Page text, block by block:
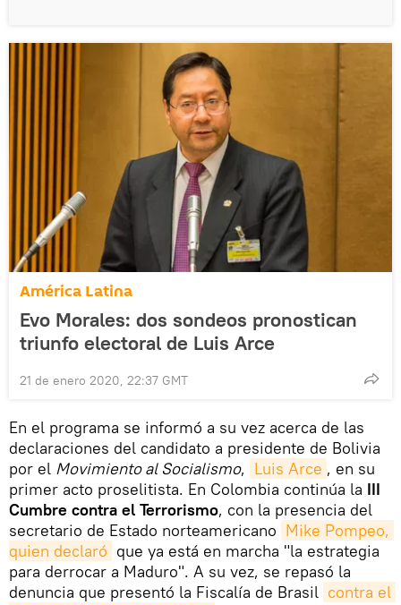
América Latina
Evo Morales: dos sondeos pronostican
triunfo electoral de Luis Arce
21 de enero 2020, 22:37 GMT
En el programa se informó a su vez acerca de las
declaraciones del candidato a presidente de Bolivia
por el Movimiento al Socialismo, Luis Arce , en su
primer acto proselitista. En Colombia continúa la III
Cumbre contra el Terrorismo, con la presencia del
secretario de Estado norteamericano Mike Pompeo,
quien declaró que ya está en marcha "la estrategia
para derrocar a Maduro". A su vez, se repasó la
denuncia que presentó la Fiscalía de Brasil contra el